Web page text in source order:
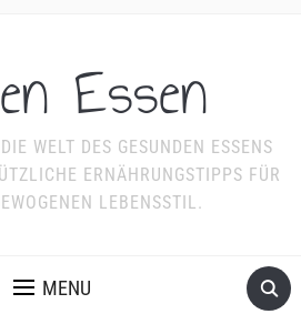
Essen
WELT DES GESUNDEN ESSENS
ERNÄHRUNGSTIPPS FÜR
LEBENSSTIL.
MENU